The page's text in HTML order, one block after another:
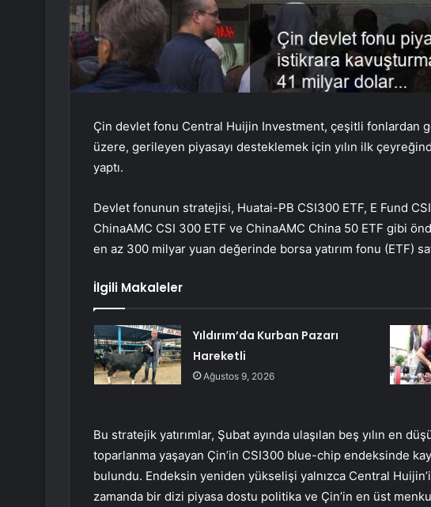
Çin devlet fonu Central Huijin Investment, çeşitli fonlardan
üzere, gerileyen piyasayı desteklemek için yılın ilk
yaptı.
Devlet fonunun stratejisi, Huatai-PB CSI300 ETF, E Fund
ChinaAMC CSI 300 ETF ve ChinaAMC China 50 ETF gibi
en az 300 milyar yuan değerinde borsa yatırım fonu (ETF)
İlgili Makaleler
Yıldırım’da Kurban Pazarı
Hareketli
Ağustos 9, 2026
Bu stratejik yatırımlar, Şubat ayında ulaşılan beş yılın en
toparlanma yaşayan Çin’in CSI300 blue-chip endeksinde
bulundu. Endeksin yeniden yükselişi yalnızca Central
zamanda bir dizi piyasa dostu politika ve Çin’in en üst